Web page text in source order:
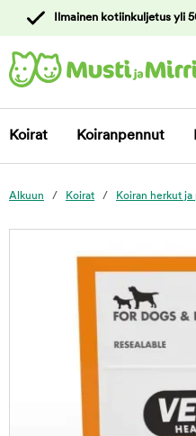
asiakaspalveluun
Ilmainen kotiinkuljetus yli
Koirat Koiranpennut
Alkuun Koirat Koiran herkut